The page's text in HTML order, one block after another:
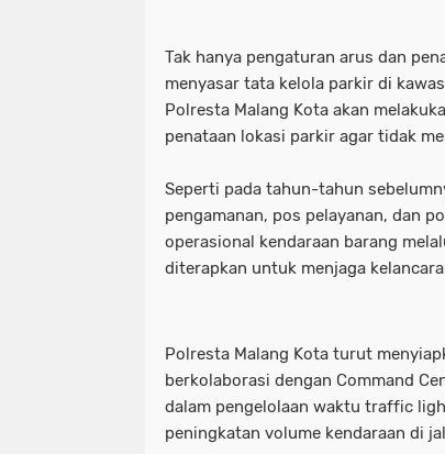
Tak hanya pengaturan arus dan
menyasar tata kelola parkir di
Polresta Malang Kota akan
penataan lokasi parkir agar tidak
Seperti pada tahun-tahun
pengamanan, pos pelayanan, dan
operasional kendaraan barang
diterapkan untuk menjaga
Polresta Malang Kota turut
berkolaborasi dengan Command
dalam pengelolaan waktu traffic
peningkatan volume kendaraan di